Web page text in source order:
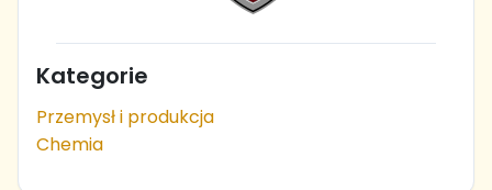
Kategorie
Przemysł i produkcja
Chemia